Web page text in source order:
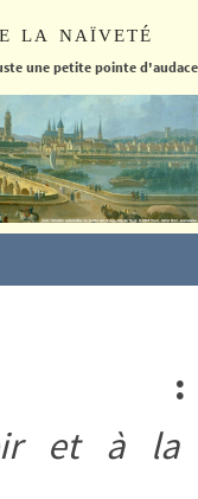
la naïveté
une petite pointe d'audace
:
et à la